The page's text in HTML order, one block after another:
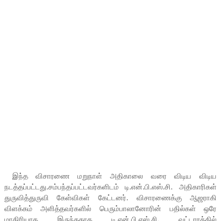
இந்த விசாரணை மறுநாள் அதிகாலை வரை விடிய விடிய
நடத்தப்பட்டது.சம்பந்தப்பட்டவர்களிடம் டி.என்.பி.எஸ்.சி. அதிகாரிகள்
துருவித்துருவி கேள்விகள் கேட்டனர். விசாரணைக்கு ஆஜராகி
விளக்கம் அளித்தவர்களில் பெரும்பாலானோரின் பதில்கள் ஒரே
மாதிரியாக இருந்ததாக டி.என்.பி.எஸ்.சி. வட்டாரத்தில்